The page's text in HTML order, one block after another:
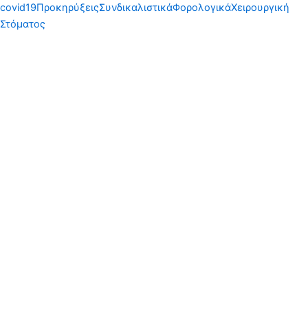
covid19ΠροκηρύξειςΣυνδικαλιστικάΦορολογικάΧειρουργική
Στόματος